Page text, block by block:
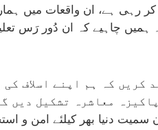
رہی ہے، ان واقعات میں
چاہیے کہ ان دُور رَس
کہ ہم اپنے اسلاف
معاشرہ تشکیل دیں
دنیا بھر کیلئے امن و